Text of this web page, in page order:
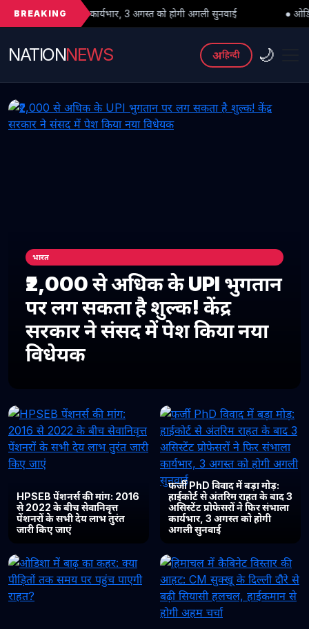
BREAKING
3 अगस्त को होगी अगली सुनवाई ● ओडिशा में बाढ़ का कहर: क्या
NATIONNEWS अहिन्दी 🌙
भारत
₹2,000 से अधिक के UPI भुगतान
पर लग सकता है शुल्क! केंद्र
सरकार ने संसद में पेश किया नया
विधेयक
HPSEB पेंशनर्स की मांग: 2016
से 2022 के बीच सेवानिवृत्त
पेंशनरों के सभी देय लाभ तुरंत
जारी किए जाएं
फर्जी PhD विवाद में बड़ा मोड़:
हाईकोर्ट से अंतरिम राहत के बाद 3
असिस्टेंट प्रोफेसरों ने फिर संभाला
कार्यभार, 3 अगस्त को होगी
अगली सुनवाई